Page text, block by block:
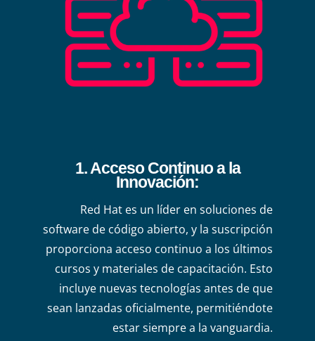
1. Acceso Continuo a la
Innovación:
Red Hat es un líder en soluciones de
software de código abierto, y la suscripción
proporciona acceso continuo a los últimos
cursos y materiales de capacitación. Esto
incluye nuevas tecnologías antes de que
sean lanzadas oficialmente, permitiéndote
estar siempre a la vanguardia.